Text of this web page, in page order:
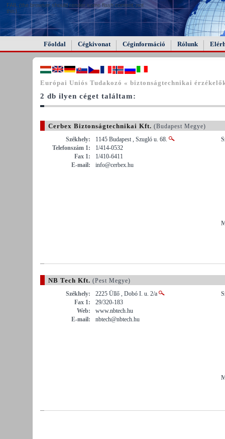
FAIL (the browser should render some flash content, not
this).
Főoldal Cégkivonat Céginformáció Rólunk
Európai Uniós Tudakozó « biztonságtechnikai
2 db ilyen céget találtam:
Cerbex Biztonságtechnikai Kft. (Budapest Megye)
Székhely:
1145 Budapest , Szugló u. 68.
Telefonszám 1:
1/414-0532
Fax 1:
1/410-6411
E-mail:
info@cerbex.hu
NB Tech Kft. (Pest Megye)
Székhely:
2225 Üllő , Dobó I. u. 2/a
Fax 1:
29/320-183
Web:
www.nbtech.hu
E-mail:
nbtech@nbtech.hu